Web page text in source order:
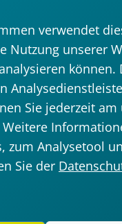
verwendet
Nutzung unserer
können.
Sie jederzeit am
zum Analysetool
Sie der